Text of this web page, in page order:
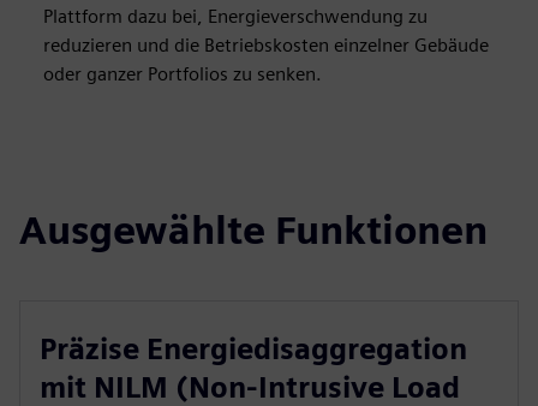
Plattform dazu bei, Energieverschwendung zu
reduzieren und die Betriebskosten einzelner Gebäude
oder ganzer Portfolios zu senken.
Ausgewählte Funktionen
Präzise Energiedisaggregation
mit NILM (Non-Intrusive Load